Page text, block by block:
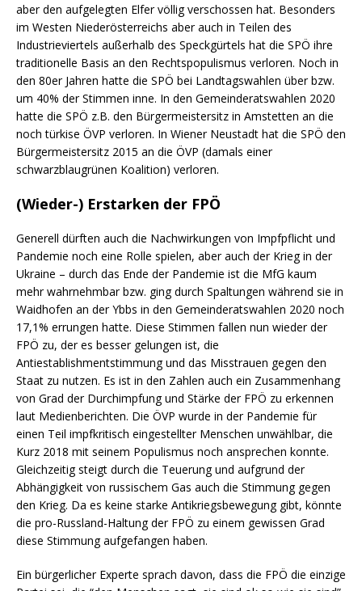
aber den aufgelegten Elfer völlig verschossen hat. Besonders
im Westen Niederösterreichs aber auch in Teilen des
Industrieviertels außerhalb des Speckgürtels hat die SPÖ ihre
traditionelle Basis an den Rechtspopulismus verloren. Noch in
den 80er Jahren hatte die SPÖ bei Landtagswahlen über bzw.
um 40% der Stimmen inne. In den Gemeinderatswahlen 2020
hatte die SPÖ z.B. den Bürgermeistersitz in Amstetten an die
noch türkise ÖVP verloren. In Wiener Neustadt hat die SPÖ den
Bürgermeistersitz 2015 an die ÖVP (damals einer
schwarzblaugrünen Koalition) verloren.
(Wieder-) Erstarken der FPÖ
Generell dürften auch die Nachwirkungen von Impfpflicht und
Pandemie noch eine Rolle spielen, aber auch der Krieg in der
Ukraine – durch das Ende der Pandemie ist die MfG kaum
mehr wahrnehmbar bzw. ging durch Spaltungen während sie in
Waidhofen an der Ybbs in den Gemeinderatswahlen 2020 noch
17,1% errungen hatte. Diese Stimmen fallen nun wieder der
FPÖ zu, der es besser gelungen ist, die
Antiestablishmentstimmung und das Misstrauen gegen den
Staat zu nutzen. Es ist in den Zahlen auch ein Zusammenhang
von Grad der Durchimpfung und Stärke der FPÖ zu erkennen
laut Medienberichten. Die ÖVP wurde in der Pandemie für
einen Teil impfkritisch eingestellter Menschen unwählbar, die
Kurz 2018 mit seinem Populismus noch ansprechen konnte.
Gleichzeitig steigt durch die Teuerung und aufgrund der
Abhängigkeit von russischem Gas auch die Stimmung gegen
den Krieg. Da es keine starke Antikriegsbewegung gibt, könnte
die pro-Russland-Haltung der FPÖ zu einem gewissen Grad
diese Stimmung aufgefangen haben.
Ein bürgerlicher Experte sprach davon, dass die FPÖ die einzige